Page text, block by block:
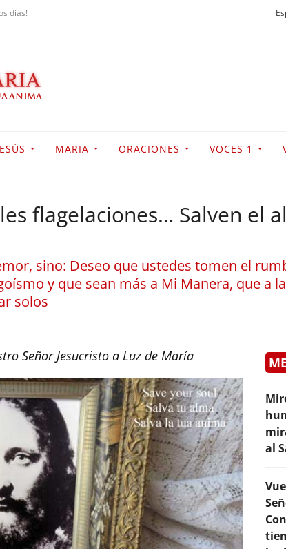
dias!
MARIA ORACIONES VOCES 1
flagelaciones… Salven el
sino: Deseo que ustedes tomen el
y que sean más a Mi Manera, que a
solos
Señor Jesucristo a Luz de María
al